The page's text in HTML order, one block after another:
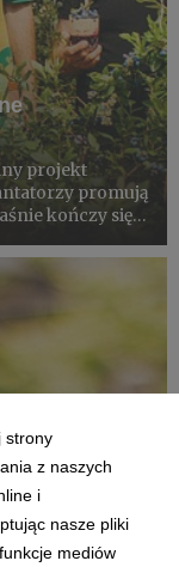
projekt
promują
kończy się
działań.
strony
z naszych
i
nasze pliki
mediów